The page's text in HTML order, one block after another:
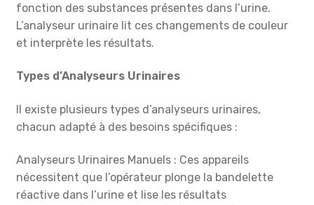
fonction des substances présentes dans l’urine.
L’analyseur urinaire lit ces changements de couleur
et interprète les résultats.
Types d’Analyseurs Urinaires
Il existe plusieurs types d’analyseurs urinaires,
chacun adapté à des besoins spécifiques :
Analyseurs Urinaires Manuels : Ces appareils
nécessitent que l’opérateur plonge la bandelette
réactive dans l’urine et lise les résultats